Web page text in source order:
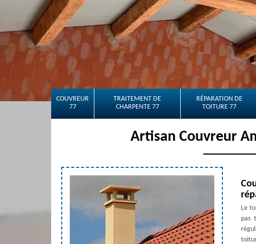
COUVREUR
77
TRAITEMENT DE
CHARPENTE 77
RÉPARATION DE
TOITURE 77
Artisan Couvreur
Le
pas